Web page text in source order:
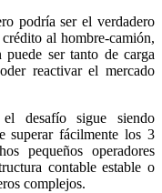
podría ser el verdadero
al hombre-camión,
ser tanto de carga
reactivar el mercado
desafío sigue siendo
superar fácilmente los 3
pequeños operadores
contable estable o
complejos.